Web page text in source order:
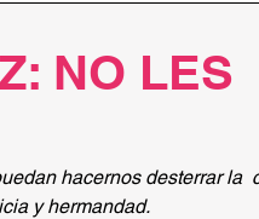
NO LES
hacernos desterrar la
y hermandad.